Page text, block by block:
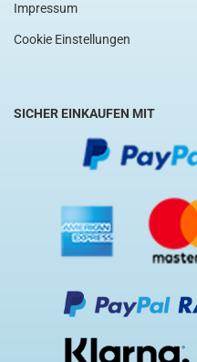
Impressum
Cookie Einstellungen
SICHER EINKAUFEN MIT